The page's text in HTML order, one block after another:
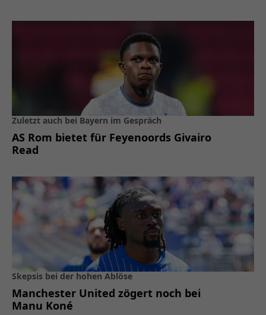
Zuletzt auch bei Bayern im Gespräch
AS Rom bietet für Feyenoords Givairo
Read
Skepsis bei der hohen Ablöse
Manchester United zögert noch bei
Manu Koné